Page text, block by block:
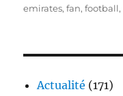
emirates,fan,football,
Actualité (171)